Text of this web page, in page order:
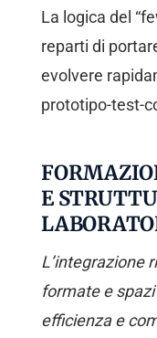
La logica del
reparti di
evolvere
prototipo-test-
E
L’integrazione
formate e
efficienza e